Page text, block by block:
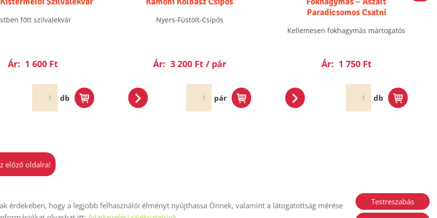
főtt szilvalekvár
Ár: 1 600 Ft
db
Nyers-Füstölt-Csípős
Ár: 3 200 Ft / pár
pár
Paradicsomos Csatni
Kellemesen fokhagymás mártogatós
Ár: 1 750 Ft
db
előző oldalra!
Adatkezelési tájékoztató ÁSZF Impresszum
Testreszabás
érdekében, hogy a legjobb felhasználói élményt nyújthassa Önnek, valamint a látogatottság mérése